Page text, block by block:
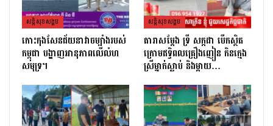
សន្តិសុខសង្គម
កោះកុងសែនជ័យនាវាចម្បាំងរបស់
កម្ពុជា បង្ហាញអានុភាពលើលំហ
សមុទ្រ។
សន្តិសុខសង្គម
តារាសម្ដែង ទ្រី សក្កដា បើកស្ថិត
ក្រោមឥទ្ធិពលគ្រឿងញៀន កិនក្មេង
ស្រីម្នាក់ស្លាប់ និងម្ដាយ…